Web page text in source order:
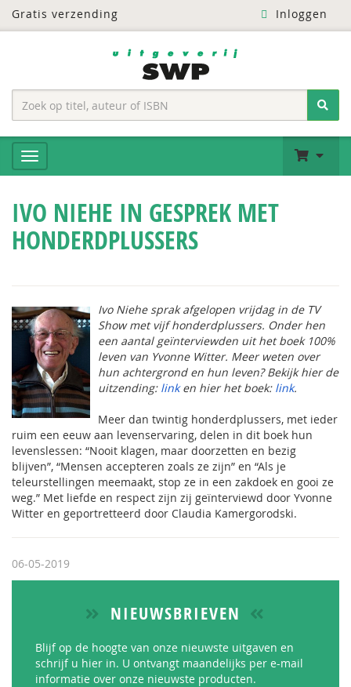
Gratis verzending Inloggen
IVO NIEHE IN GESPREK MET
HONDERDPLUSSERS
Ivo Niehe sprak afgelopen vrijdag in de TV
Show met vijf honderdplussers. Onder hen
een aantal geïnterviewden uit het boek 100%
leven van Yvonne Witter. Meer weten over
hun achtergrond en hun leven? Bekijk hier de
uitzending: linken hier het boek: link.
Meer dan twintig honderdplussers, met ieder
ruim een eeuw aan levenservaring, delen in dit boek hun
levenslessen: “Nooit klagen, maar doorzetten en bezig
blijven”, “Mensen accepteren zoals ze zijn” en “Als je
teleurstellingen meemaakt, stop ze in een zakdoek en gooi ze
weg.” Met liefde en respect zijn zij geïnterviewd door Yvonne
Witter en geportretteerd door Claudia Kamergorodski.
06-05-2019
NIEUWSBRIEVEN
Blijf op de hoogte van onze nieuwste uitgaven en
schrijf u hier in. U ontvangt maandelijks per e-mail
informatie over onze nieuwste producten.